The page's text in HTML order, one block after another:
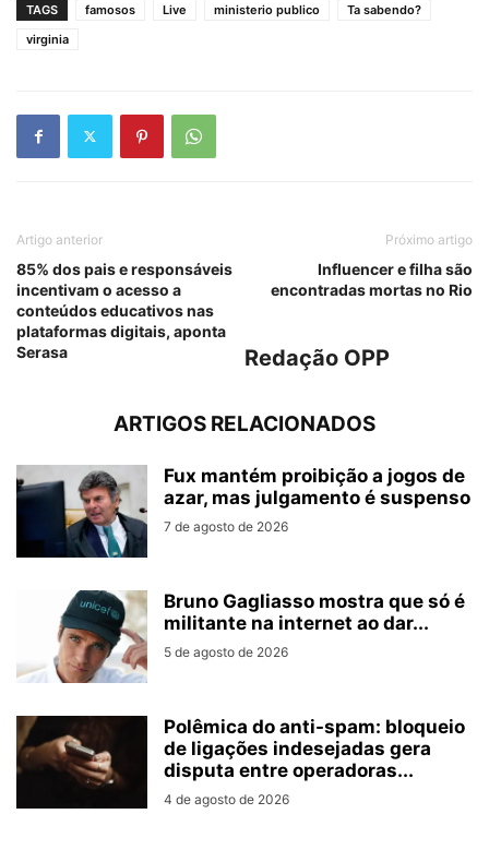
TAGS famosos Live ministerio publico
Ta sabendo?
virginia
Artigo anterior
85% dos pais e responsáveis
incentivam o acesso a
conteúdos educativos nas
plataformas digitais, aponta
Serasa
Próximo artigo
Influencer e filha são
encontradas mortas no Rio
Redação OPP
ARTIGOS RELACIONADOS
Fux mantém proibição a jogos de
azar, mas julgamento é suspenso
7 de agosto de 2026
Bruno Gagliasso mostra que só é
militante na internet ao dar...
5 de agosto de 2026
Polêmica do anti-spam: bloqueio
de ligações indesejadas gera
disputa entre operadoras...
4 de agosto de 2026